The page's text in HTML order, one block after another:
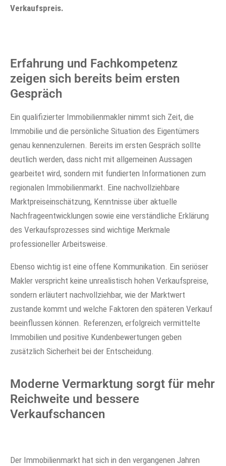
Verkaufspreis.
Erfahrung und Fachkompetenz
zeigen sich bereits beim ersten
Gespräch
Ein qualifizierter Immobilienmakler nimmt sich Zeit, die
Immobilie und die persönliche Situation des Eigentümers
genau kennenzulernen. Bereits im ersten Gespräch sollte
deutlich werden, dass nicht mit allgemeinen Aussagen
gearbeitet wird, sondern mit fundierten Informationen zum
regionalen Immobilienmarkt. Eine nachvollziehbare
Marktpreiseinschätzung, Kenntnisse über aktuelle
Nachfrageentwicklungen sowie eine verständliche Erklärung
des Verkaufsprozesses sind wichtige Merkmale
professioneller Arbeitsweise.
Ebenso wichtig ist eine offene Kommunikation. Ein seriöser
Makler verspricht keine unrealistisch hohen Verkaufspreise,
sondern erläutert nachvollziehbar, wie der Marktwert
zustande kommt und welche Faktoren den späteren Verkauf
beeinflussen können. Referenzen, erfolgreich vermittelte
Immobilien und positive Kundenbewertungen geben
zusätzlich Sicherheit bei der Entscheidung.
Moderne Vermarktung sorgt für mehr
Reichweite und bessere
Verkaufschancen
Der Immobilienmarkt hat sich in den vergangenen Jahren